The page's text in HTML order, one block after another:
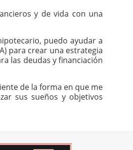
y de vida con una
puedo ayudar a
para crear una estrategia
las deudas y financiación
de la forma en que me
sus sueños y objetivos